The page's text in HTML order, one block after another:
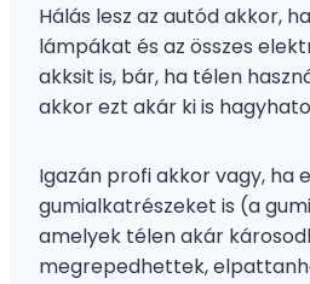
Hálás lesz az autód akkor,
lámpákat és az összes
akksit is, bár, ha télen
akkor ezt akár ki is
Igazán profi akkor vagy, ha
gumialkatrészeket is (a
amelyek télen akár
megrepedhettek,